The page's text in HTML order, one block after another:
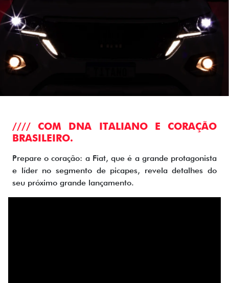
//// COM DNA ITALIANO E CORAÇÃO
BRASILEIRO.
Prepare o coração: a Fiat, que é a grande protagonista
e líder no segmento de picapes, revela detalhes do
seu próximo grande lançamento.